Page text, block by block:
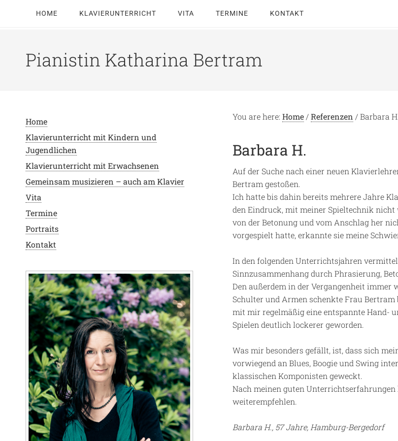
HOME KLAVIERUNTERRICHT VITA TERMINE KONTAKT
Pianistin Katharina Bertram
You are here: Home /Referenzen /Barbara H.
Barbara H.
Auf der Suche nach einer neuen
Bertram gestoßen.
Ich hatte bis dahin bereits mehrere Jahre
den Eindruck, mit meiner Spieltechnik nicht
von der Betonung und vom Anschlag her
vorgespielt hatte, erkannte sie meine
In den folgenden Unterrichtsjahren
Sinnzusammenhang durch Phrasierung,
Den außerdem in der Vergangenheit immer
Schulter und Armen schenkte Frau
mit mir regelmäßig eine entspannte Hand-
Spielen deutlich lockerer geworden.
Was mir besonders gefällt, ist, dass sich
vorwiegend an Blues, Boogie und Swing
klassischen Komponisten geweckt.
Nach meinen guten
weiterempfehlen.
Barbara H., 57 Jahre, Hamburg-Bergedorf
Home
Klavierunterricht mit Kindern und
Jugendlichen
Klavierunterricht mit Erwachsenen
Gemeinsam musizieren – auch am Klavier
Vita
Termine
Portraits
Kontakt